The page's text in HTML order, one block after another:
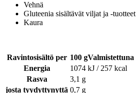
Vehnä
Gluteenia sisältävät viljat ja -tuotteet
Kaura
Ravintosisältö per 100 gValmistettuna
Energia
1074 kJ / 257 kcal
Rasva
3,1 g
josta tyydyttynyttä 0,7 g